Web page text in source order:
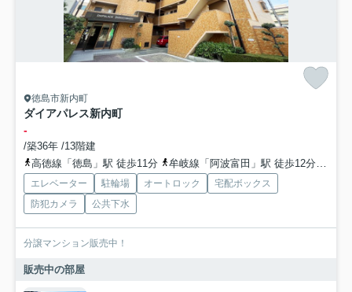
徳島市新内町
ダイアパレス新内町
-
/築36年 /13階建
高徳線「徳島」駅 徒歩11分
牟岐線「阿波富田」駅 徒歩12分
エレベーター 駐輪場 オートロック
宅配ボックス
防犯カメラ
公共下水
分譲マンション販売中！
販売中の部屋